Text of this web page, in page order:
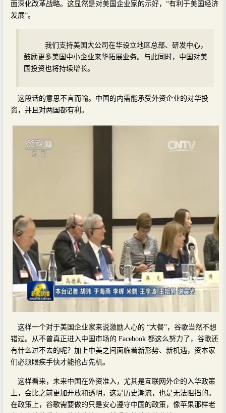
面深化改革战略。这显然是对美国企业家的示好，“有利于美国经济
发展”。
我们支持美国大公司在华设立地区总部、研发中心，
鼓励更多美国中小企业来华拓展业务。与此同时，中国对美
国投资也将持续增长。
这段话的意思不言而喻。中国的内需能承受外资企业的对华投
资，并且对两国都有利。
这样一个对于美国企业家来说激励人心的 “大餐”，谷歌当然不想
错过。从不曾真正进入中国市场的 Facebook 都这么努力了，谷歌还
有什么过不去的呢？加上中美之间面临着新形势、新机遇，资本家
们必须眼疾手快才能抢占先机。
这样看来，未来中国在外资准入，尤其是互联网外企的入华政策
上，会比之前更加开放和透明，这是历史潮流，也是无法阻挡的。
在政策上，谷歌需要做的只是安心遵守中国的政策，像苹果那样老